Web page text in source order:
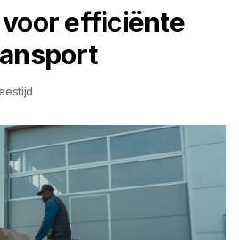
efficiënte